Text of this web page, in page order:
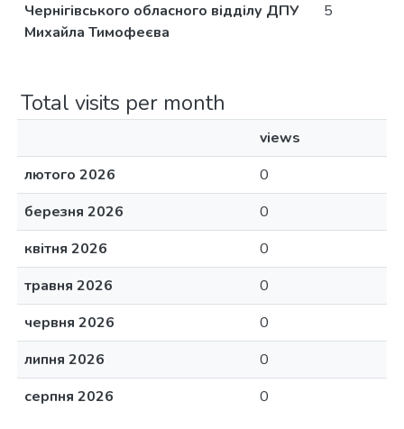
Чернігівського обласного відділу ДПУ
Михайла Тимофеєва
5
Total visits per month
views
лютого 2026
0
березня 2026
0
квітня 2026
0
травня 2026
0
червня 2026
0
липня 2026
0
серпня 2026
0